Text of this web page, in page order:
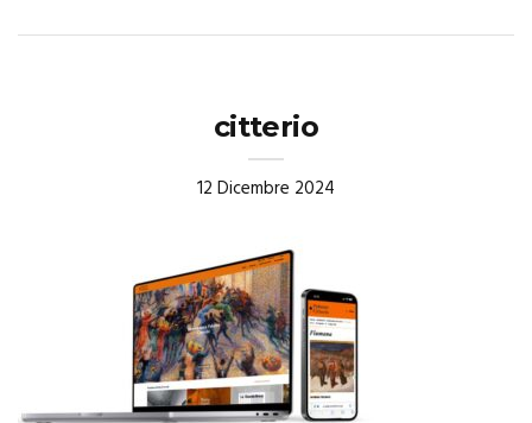
citterio
12 Dicembre 2024